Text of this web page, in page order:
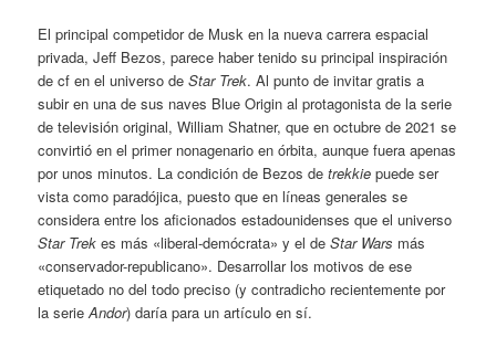
El principal competidor de Musk en la nueva carrera espacial
privada, Jeff Bezos, parece haber tenido su principal inspiración
de cf en el universo deStar Trek. Al punto de invitar gratis a
subir en una de sus naves Blue Origin al protagonista de la serie
de televisión original, William Shatner, que en octubre de 2021 se
convirtió en el primer nonagenario en órbita, aunque fuera apenas
por unos minutos. La condición de Bezos detrekkie puede ser
vista como paradójica, puesto que en líneas generales se
considera entre los aficionados estadounidenses que el universo
Star Trekes más «liberal-demócrata» y el deStar Wars más
«conservador-republicano». Desarrollar los motivos de ese
etiquetado no del todo preciso (y contradicho recientemente por
la serieAndor) daría para un artículo en sí.